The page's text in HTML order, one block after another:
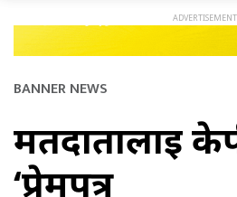
BANNER NEWS
मतदातालाई
‘प्रेमपत्र